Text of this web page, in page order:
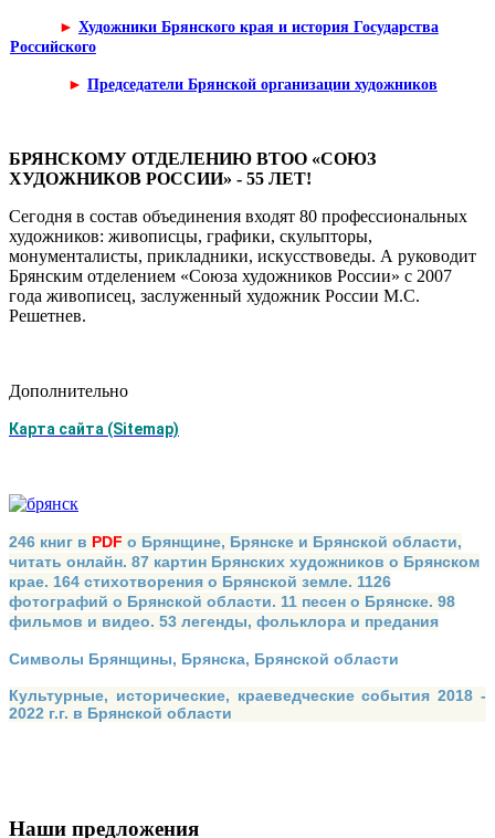
► Художники Брянского края и история Го­сударства
Российского
► Председатели Брянской организации художников
БРЯНСКОМУ ОТДЕЛЕНИЮ ВТОО «СОЮЗ
ХУДОЖНИКОВ РОССИИ» - 55 ЛЕТ!
Сегодня в состав объединения входят 80 профессиональных
художников: живописцы, графики, скульпторы,
монументалисты, прикладники, искусствоведы. А руководит
Брянским отделением «Союза художников России» с 2007
года живописец, заслуженный художник России М.С.
Решетнев.
Дополнительно
Карта сайта (Sitemap)
246 книг в PDF о Брянщине, Брянске и Брянской области,
читать онлайн. 87 картин Брянских художников о Брянском
крае. 164 стихотворения о Брянской земле. 1126
фотографий о Брянской области. 11 песен о Брянске. 98
фильмов и видео. 53 легенды, фольклора и предания
Символы Брянщины, Брянска, Брянской области
Культурные, исторические, краеведческие события 2018 -
2022 г.г. в Брянской области
Наши предложения